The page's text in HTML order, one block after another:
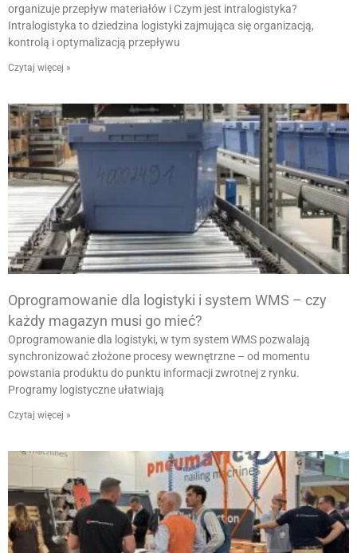
organizuje przepływ materiałów i Czym jest intralogistyka?
Intralogistyka to dziedzina logistyki zajmująca się organizacją,
kontrolą i optymalizacją przepływu
Czytaj więcej »
Oprogramowanie dla logistyki i system WMS – czy
każdy magazyn musi go mieć?
Oprogramowanie dla logistyki, w tym system WMS pozwalają
synchronizować złożone procesy wewnętrzne – od momentu
powstania produktu do punktu informacji zwrotnej z rynku.
Programy logistyczne ułatwiają
Czytaj więcej »